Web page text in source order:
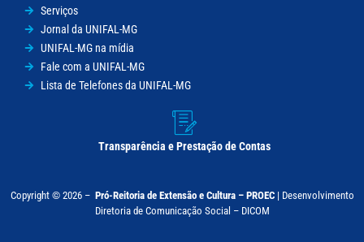
Serviços
Jornal da UNIFAL-MG
UNIFAL-MG na mídia
Fale com a UNIFAL-MG
Lista de Telefones da UNIFAL-MG
Transparência e Prestação de Contas
Copyright © 2026 – Pró-Reitoria de Extensão e Cultura – PROEC| Desenvolvimento
Diretoria de Comunicação Social – DICOM